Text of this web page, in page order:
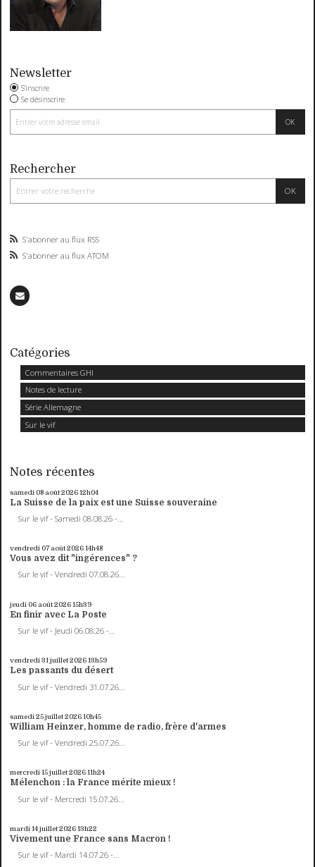
Newsletter
S'inscrire
Se désinscrire
Rechercher
S'abonner au flux RSS
S'abonner au flux ATOM
Catégories
Commentaires GHI
Notes de lecture
Série Allemagne
Sur le vif
Notes récentes
samedi 08 août 202612h04
La Suisse de la paix est une Suisse souveraine
Sur le vif - Samedi 08.08.26 -...
vendredi 07 août 202614h48
Vous avez dit "ingérences" ?
Sur le vif - Vendredi 07.08.26...
jeudi 06 août 202615h39
En finir avec La Poste
Sur le vif - Jeudi 06.08.26 -...
vendredi 31juillet 202613h59
Les passants du désert
Sur le vif - Vendredi 31.07.26...
samedi 25juillet 202610h45
William Heinzer, homme de radio, frère d'armes
Sur le vif - Vendredi 25.07.26...
mercredi 15juillet 202611h24
Mélenchon : la France mérite mieux !
Sur le vif - Mercredi 15.07.26...
mardi 14juillet 202613h22
Vivement une France sans Macron !
Sur le vif - Mardi 14.07.26 -...